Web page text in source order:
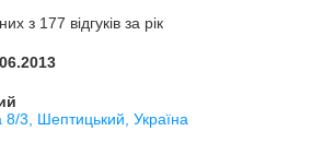
з 177 відгуків за рік
8/3, Шептицький, Україна